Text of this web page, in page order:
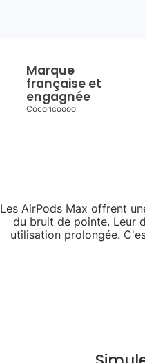
Marque
française et
engagnée
Cocoricoooo
Les AirPods Max offrent
du bruit de pointe. Leur
utilisation prolongée.